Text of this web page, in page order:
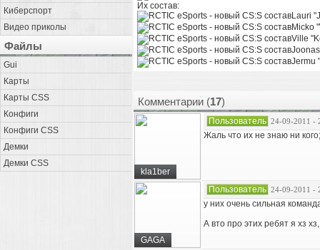
Киберспорт
Видео приколы
Файлы
Gui
Карты
Карты CSS
Конфиги
Конфиги CSS
Демки
Демки CSS
Их состав:
Lauri
Micko
Ville
Jermu
Комментарии (17)
kla1ber
Пользователь 24-09-2011 -
Жаль что их не знаю ни
GAGA
Пользователь 24-09-2011 -
у них очень сильная
А вто про этих ребят я хз